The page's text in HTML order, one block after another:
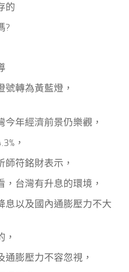
的
?
轉為黃藍燈，
年經濟前景仍樂觀，
，
師符銘財表示，
台灣有升息的環境，
息以及國內通膨壓力不大
膨壓力不容忽視，